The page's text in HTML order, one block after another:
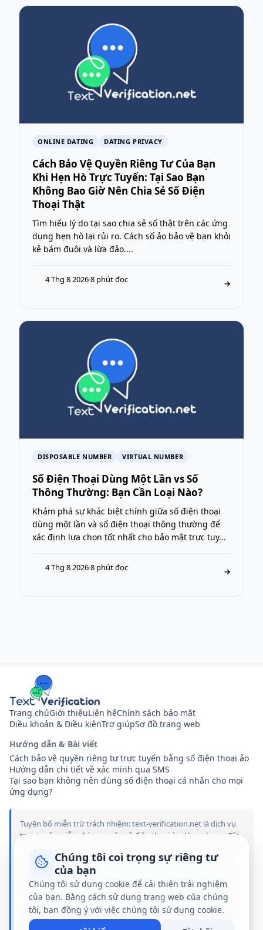
ONLINE DATING DATING PRIVACY
Cách Bảo Vệ Quyền Riêng Tư Của Bạn
Khi Hẹn Hò Trực Tuyến: Tại Sao Bạn
Không Bao Giờ Nên Chia Sẻ Số Điện
Thoại Thật
Tìm hiểu lý do tại sao chia sẻ số thật trên các ứng
dụng hẹn hò lại rủi ro. Cách số ảo bảo vệ bạn khỏi
kẻ bám đuôi và lừa đảo....
4 Thg 8 2026·8 phút đọc →
DISPOSABLE NUMBER VIRTUAL NUMBER
Số Điện Thoại Dùng Một Lần vs Số
Thông Thường: Bạn Cần Loại Nào?
Khám phá sự khác biệt chính giữa số điện thoại
dùng một lần và số điện thoại thông thường để
xác định lựa chọn tốt nhất cho bảo mật trực tuy...
4 Thg 8 2026·8 phút đọc →
Trang chủGiới thiệuLiên hệChính sách bảo mật
Điều khoản & Điều kiệnTrợ giúpSơ đồ trang web
Hướng dẫn & Bài viết
Cách bảo vệ quyền riêng tư trực tuyến bằng số điện thoại ảo
Hướng dẫn chi tiết về xác minh qua SMS
Tại sao bạn không nên dùng số điện thoại cá nhân cho mọi
ứng dụng?
Tuyên bố miễn trừ trách nhiệm: text-verification.net là dịch vụ
trực tuyến miễn phí cung cấp số điện thoại ảo dùng chung. Tất
kỳ ai truy cập trang web này. Chúng tôi không liên kết, tài trợ
hoặc liên quan đến bất kỳ thương hiệu, ứng dụng hoặc dịch vụ
nào được đề cập trên trang web này. Việc sử dụng số công khai
của chúng tôi hoàn toàn do bạn tự chịu rủi ro. Chúng tôi không
chịu trách nhiệm hoặc nghĩa vụ pháp lý đối với bất kỳ thiệt hại,
đình chỉ tài khoản hoặc hậu quả pháp lý nào phát sinh từ việc sử
Chúng tôi coi trọng sự riêng tư
của bạn
Chúng tôi sử dụng cookie để cải thiện trải nghiệm
của bạn. Bằng cách sử dụng trang web của chúng
tôi, bạn đồng ý với việc chúng tôi sử dụng cookie.